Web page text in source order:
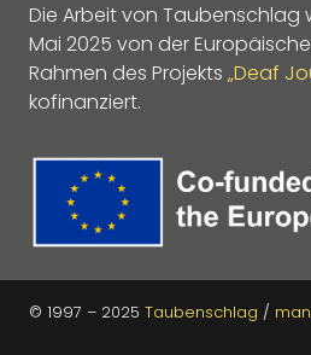
Die Arbeit von Taubenschlag
Mai 2025 von der
Rahmen des Projekts „Deaf
kofinanziert.
© 1997 – 2025 Taubenschlag /